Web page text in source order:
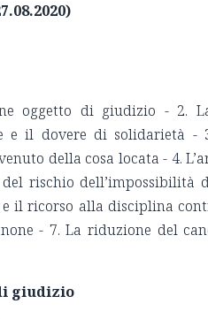
oggetto di giudizio - 2.
e il dovere di solidarietà -
della cosa locata - 4.
rischio dell’impossibilità
il ricorso alla disciplina
- 7. La riduzione del
giudizio